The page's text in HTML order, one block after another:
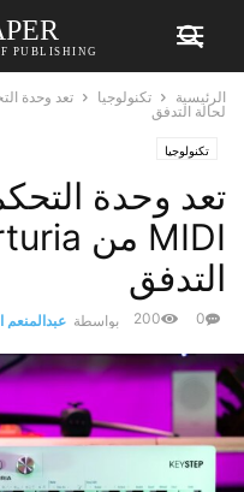
PUBLISHING
الرئيسية تكنولوجيا
لحالة التدفق
تكنولوجيا
التدفق
بواسطة عبدالمنعم 0
200